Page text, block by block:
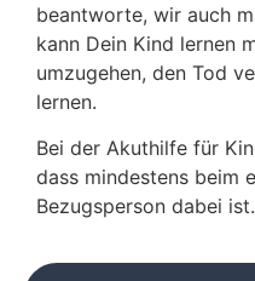
beantworte, wir auch
kann Dein Kind lernen
umzugehen, den Tod
lernen.
Bei der Akuthilfe für
dass mindestens beim
Bezugsperson dabei ist.